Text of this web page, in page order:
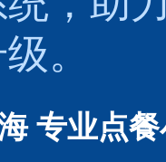
。
专业点